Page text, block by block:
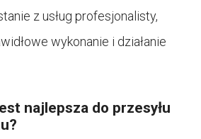
z usług profesjonalisty,
wykonanie i działanie
najlepsza do przesyłu